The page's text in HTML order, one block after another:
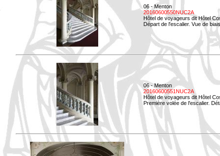
06 - Menton
20160600550NUC2A
Hôtel de voyageurs dit Hôtel
Départ de l'escalier. Vue de
06 - Menton
20160600551NUC2A
Hôtel de voyageurs dit Hôtel
Première volée de l'escalier.